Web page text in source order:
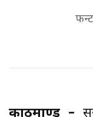
काठमाण्डु –